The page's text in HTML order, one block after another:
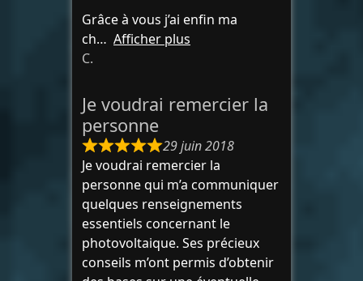
Grâce à vous j’ai enfin ma
ch
Afficher plus
C.
Je voudrai remercier la
personne
29 juin 2018
Je voudrai remercier la
personne qui m’a communiquer
quelques renseignements
essentiels concernant le
photovoltaique. Ses précieux
conseils m’ont permis d’obtenir